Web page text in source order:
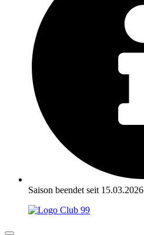
Saison beendet seit 15.03.2026